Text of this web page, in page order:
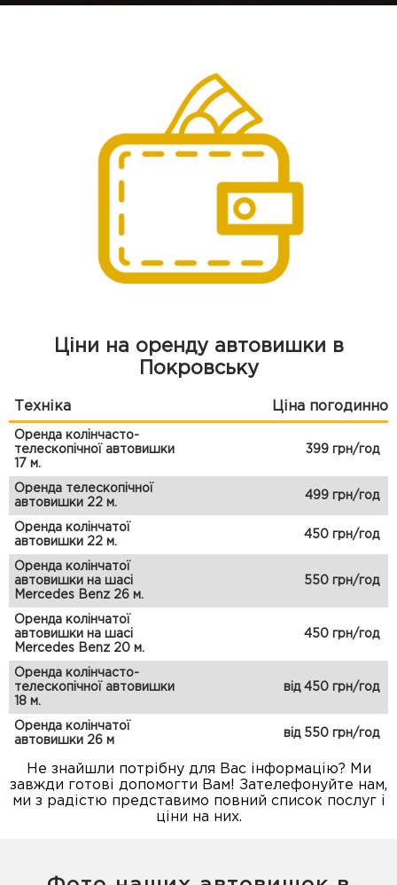
Ціни на оренду автовишки в
Покровську
Техніка Ціна погодинно
Оренда колінчасто-
телескопічної автовишки
17 м.
399 грн/год
Оренда телескопічної
автовишки 22 м.
499 грн/год
Оренда колінчатої
автовишки 22 м.
450 грн/год
Оренда колінчатої
автовишки на шасі
Mercedes Benz 26 м.
550 грн/год
Оренда колінчатої
автовишки на шасі
Mercedes Benz 20 м.
450 грн/год
Оренда колінчасто-
телескопічної автовишки
18 м.
від 450 грн/год
Оренда колінчатої
автовишки 26 м
від 550 грн/год
Не знайшли потрібну для Вас інформацію? Ми
завжди готові допомогти Вам! Зателефонуйте нам,
ми з радістю представимо повний список послуг і
ціни на них.